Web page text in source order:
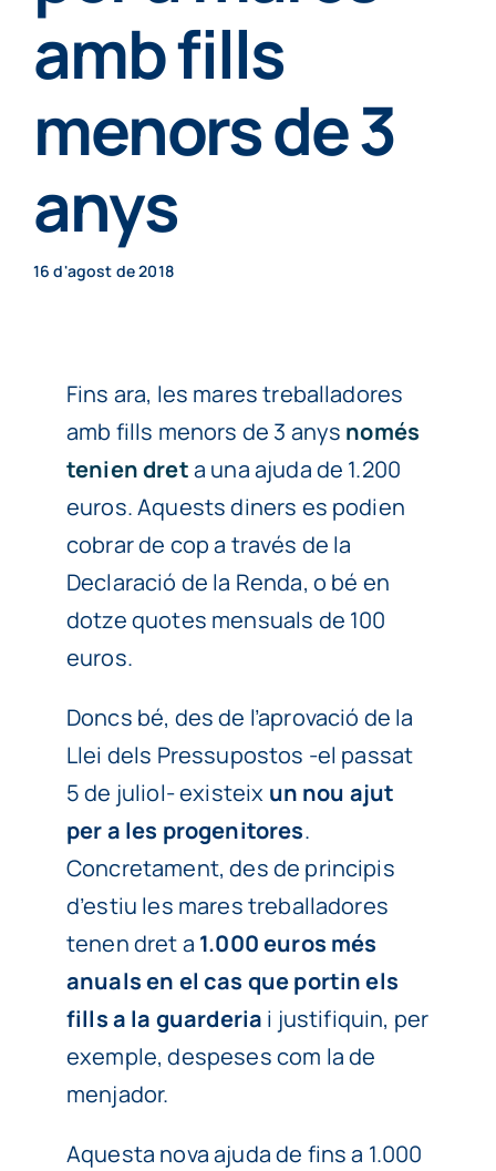
amb fills
menors de 3
anys
16 d'agost de 2018
Fins ara, les mares treballadores
amb fills menors de 3 anys només
tenien dreta una ajuda de 1.200
euros. Aquests diners es podien
cobrar de cop a través de la
Declaració de la Renda, o bé en
dotze quotes mensuals de 100
euros.
Doncs bé, des de l’aprovació de la
Llei dels Pressupostos -el passat
5 de juliol- existeix un nou ajut
per a les progenitores.
Concretament, des de principis
d’estiu les mares treballadores
tenen dret a 1.000 euros més
anuals en el cas que portin els
fills a la guarderia i justifiquin, per
exemple, despeses com la de
menjador.
Aquesta nova ajuda de fins a 1.000